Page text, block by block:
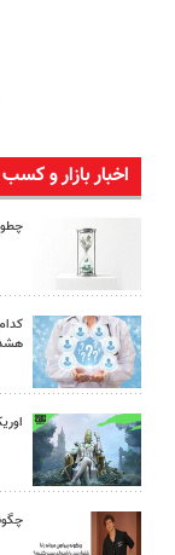
اخبار بازار و